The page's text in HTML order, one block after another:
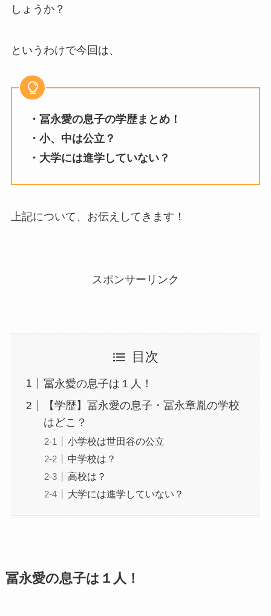
しょうか？
というわけで今回は、
・冨永愛の息子の学歴まとめ！
・小、中は公立？
・大学には進学していない？
上記について、お伝えしてきます！
スポンサーリンク
目次
冨永愛の息子は１人！
【学歴】冨永愛の息子・冨永章胤の学校
はどこ？
小学校は世田谷の公立
中学校は？
高校は？
大学には進学していない？
冨永愛の息子は１人！